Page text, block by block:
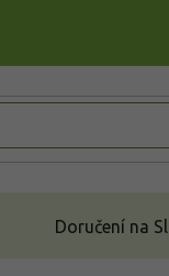
Doručení na